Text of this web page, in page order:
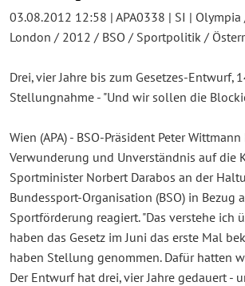
03.08.2012 12:58 | APA0338 | SI |
London / 2012 / BSO / Sportpolitik /
Drei, vier Jahre bis zum Gesetzes-Entwurf,
Stellungnahme - "Und wir sollen die
Wien (APA) - BSO-Präsident Peter
Verwunderung und Unverständnis auf die
Sportminister Norbert Darabos an der
Bundessport-Organisation (BSO) in Bezug
Sportförderung reagiert. "Das verstehe ich
haben das Gesetz im Juni das erste Mal
haben Stellung genommen. Dafür hatten
Der Entwurf hat drei, vier Jahre gedauert -